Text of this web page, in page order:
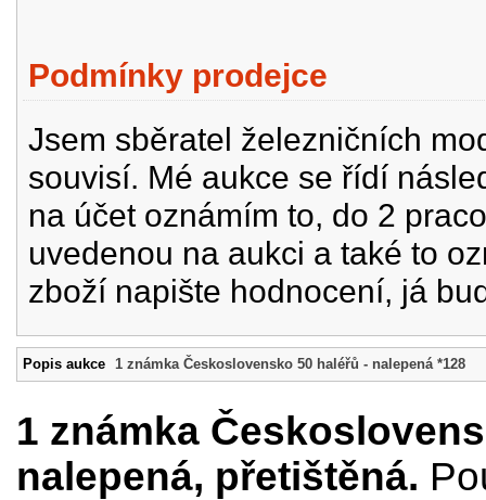
Podmínky prodejce
Jsem sběratel železničních
souvisí. Mé aukce se řídí
na účet oznámím to, do 2
uvedenou na aukci a také to
zboží napište hodnocení, já
Popis aukce 1 známka Československo 50 haléřů - nalepená *128
1 známka
nalepená, přetištěná.